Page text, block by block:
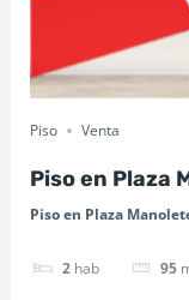
Piso Venta
Piso en Plaza
Piso en Plaza
2 hab 95